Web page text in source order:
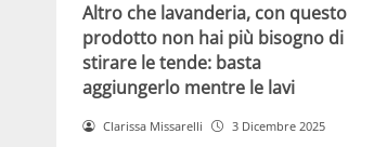
Altro che lavanderia, con questo
prodotto non hai più bisogno di
stirare le tende: basta
aggiungerlo mentre le lavi
Clarissa Missarelli 3 Dicembre 2025